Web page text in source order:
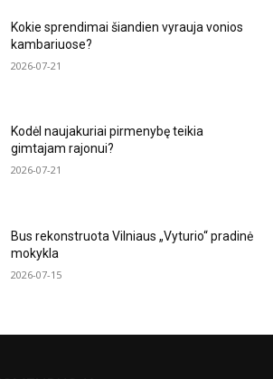
Kokie sprendimai šiandien vyrauja vonios
kambariuose?
2026-07-21
Kodėl naujakuriai pirmenybę teikia
gimtajam rajonui?
2026-07-21
Bus rekonstruota Vilniaus „Vyturio“ pradinė
mokykla
2026-07-15